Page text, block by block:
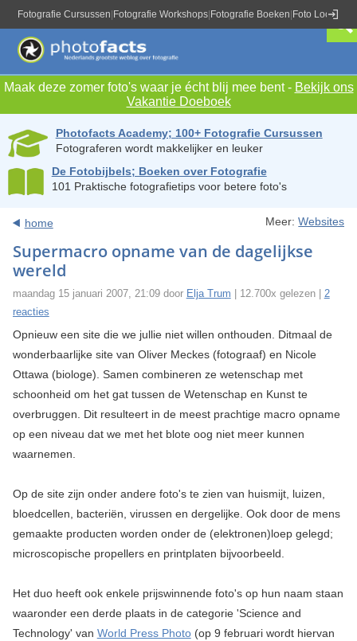
Fotografie Cursussen Fotografie Workshops Fotografie Boeken Foto Locaties
Maak deze zomer foto's waar je écht blij mee bent - Bekijk ons
Vakantie Doeboek
Photofacts Academy; 100+ Fotografie Cursussen
Fotograferen wordt makkelijker en leuker
De Fotobijbels; Boeken over Fotografie
101 Praktische fotografietips voor betere foto's
home Meer:Websites
Supermacro opname van de dagelijkse
wereld
maandag 15 januari 2007, 21:09 door Elja Trum | 12.700x gelezen | 2
reacties
Opnieuw een site die we jullie niet willen onthouden. Ditmaal de
wonderbaarlijke site van Oliver Meckes (fotograaf) en Nicole
Ottawa (biologe). Samen combineren ze wetenschap met
schoonheid om het gat tussen de Wetenschap en Kunst te
overbruggen. Dit resulteert in de meest prachtige macro opname
op een niveau dat we met het blote oog niet meer kunnen
waarnemen.
Op de site zijn onder andere foto's te zien van huismijt, luizen,
bloedcellen, bacteriën, virussen en dergelijke. Ook door de mens
gemaakte producten worden onder de (elektronen)loep gelegd;
microscopische propellers en printplaten bijvoorbeeld.
Het duo heeft ook enkele prijswinnende foto's op hun naam staan
waaronder een derde plaats in de categorie 'Science and
Technology' van World Press Photo(op 9 februari wordt hiervan